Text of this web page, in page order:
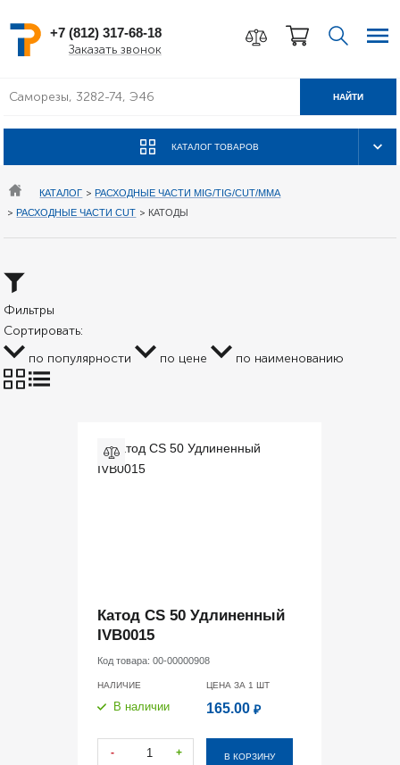
+7 (812) 317-68-18
Заказать звонок
КАТАЛОГ ТОВАРОВ
НАЙТИ
КАТАЛОГ >РАСХОДНЫЕ ЧАСТИ MIG/TIG/CUT/MMA
>РАСХОДНЫЕ ЧАСТИ CUT > КАТОДЫ
Фильтры
Сортировать:
по популярности
по цене по наименованию
Катод CS 50 Удлиненный
IVB0015
Код товара: 00-00000908
НАЛИЧИЕ
В наличии
ЦЕНА ЗА 1 ШТ
165.00 ₽
- + В КОРЗИНУ